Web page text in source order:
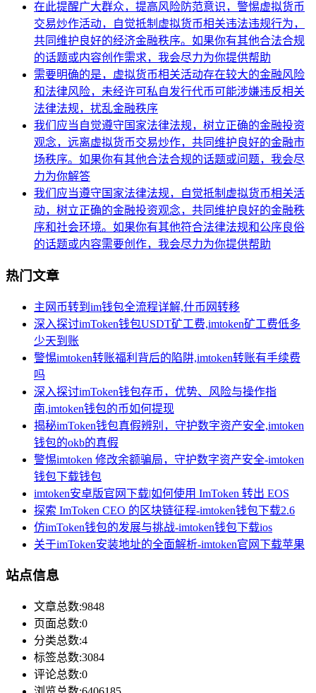
在此提醒广大群众，提高风险防范意识，警惕虚拟货币
交易炒作活动，自觉抵制虚拟货币相关违法违规行为，
共同维护良好的经济金融秩序。如果你有其他合法合规
的话题或内容创作需求，我会尽力为你提供帮助
需要明确的是，虚拟货币相关活动存在较大的金融风险
和法律风险，未经许可私自发行代币可能涉嫌违反相关
法律法规，扰乱金融秩序
我们应当自觉遵守国家法律法规，树立正确的金融投资
观念，远离虚拟货币交易炒作，共同维护良好的金融市
场秩序。如果你有其他合法合规的话题或问题，我会尽
力为你解答
我们应当遵守国家法律法规，自觉抵制虚拟货币相关活
动，树立正确的金融投资观念，共同维护良好的金融秩
序和社会环境。如果你有其他符合法律法规和公序良俗
的话题或内容需要创作，我会尽力为你提供帮助
热门文章
主网币转到im钱包全流程详解,什币网转移
深入探讨imToken钱包USDT矿工费,imtoken矿工费低多
少天到账
警惕imtoken转账福利背后的陷阱,imtoken转账有手续费
吗
深入探讨imToken钱包存币，优势、风险与操作指
南,imtoken钱包的币如何提现
揭秘imToken钱包真假辨别，守护数字资产安全,imtoken
钱包的okb的真假
警惕imtoken 修改余额骗局，守护数字资产安全-imtoken
钱包下载钱包
imtoken安卓版官网下载|如何使用 ImToken 转出 EOS
探索 ImToken CEO 的区块链征程-imtoken钱包下载2.6
仿imToken钱包的发展与挑战-imtoken钱包下载ios
关于imToken安装地址的全面解析-imtoken官网下载苹果
站点信息
文章总数:9848
页面总数:0
分类总数:4
标签总数:3084
评论总数:0